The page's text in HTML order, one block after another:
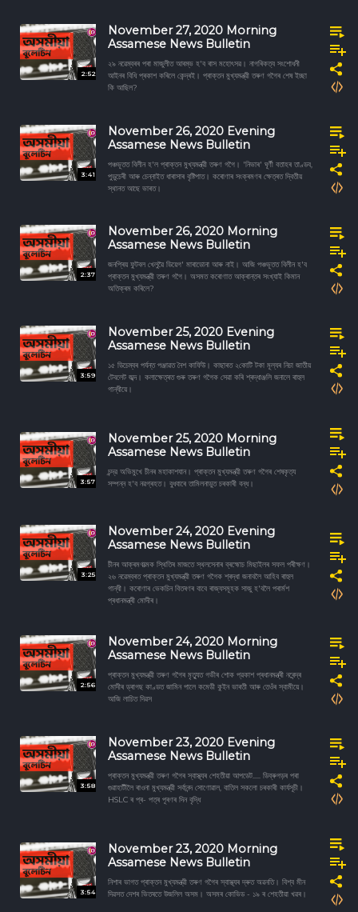
2:52
November 27, 2020 Morning
Assamese News Bulletin
২৯ নৱেম্বৰৰ পৰা মাজুলীত আৰম্ভ হ'ব ৰাস মহোৎসৱ। নাগৰিকত্ব সংশোধনী
আইনৰ বিধি প্ৰকাশ কৰিলে কেন্দ্ৰই। প্ৰাক্তন মুখ্যমন্ত্রী তৰুণ গগৈৰ শেষ ইচ্ছা
কি আছিল?
3:41
November 26, 2020 Evening
Assamese News Bulletin
পঞ্চভূতত বিলীন হ'ল প্ৰাক্তন মুখ্যমন্ত্রী তৰুণ গগৈ। 'নিভাৰ' ঘূৰ্ণী বতাহৰ তাণ্ডব,
পুডুচেৰী আৰু চেন্নাইত ধাৰাসাৰ বৃষ্টিপাত। কৰোণাৰ সংক্ৰমণৰ ক্ষেত্ৰত দ্বিতীয়
স্থানত আছে ভাৰত।
2:37
November 26, 2020 Morning
Assamese News Bulletin
জনপ্ৰিয় ফুটবল খেলুৱৈ ডিয়েগ' মাৰাডোনা আৰু নাই। আজি পঞ্চভূতত বিলীন হ'ব
প্ৰাক্তন মুখ্যমন্ত্রী তৰুণ গগৈ। অসমত কৰোণাত আক্ৰান্তৰ সংখ্যাই কিমান
অতিক্ৰম কৰিলে?
3:59
November 25, 2020 Evening
Assamese News Bulletin
১৫ ডিচেম্বৰ পৰ্যন্ত পঞ্জাৱত নৈশ কাৰ্ফিউ। কাছাৰত ২কোটি টকা মূল্যৰ নিচা জাতীয়
টেবলেট জব্দ। কলাক্ষেত্ৰত গুৰু তৰুণ গগৈক সেৱা কৰি শ্ৰদ্ধাঞ্জলি জনালে ৰাহুল
গান্ধীয়ে।
3:57
November 25, 2020 Morning
Assamese News Bulletin
চন্দ্র অভিমুখে চীনৰ মহাকাশযান। প্ৰাক্তন মুখ্যমন্ত্রী তৰুণ গগৈৰ শেষকৃত্য
সম্পন্ন হ'ব নৱগ্ৰহত। বুধবাৰে তামিলনাডুত চৰকাৰী বন্ধ।
3:25
November 24, 2020 Evening
Assamese News Bulletin
চীনৰ আক্ৰমণাত্মক স্থিতিৰ মাজতে স্থলসেনাৰ ব্ৰহ্মোচ মিছাইলৰ সফল পৰীক্ষণ।
২৬ নৱেম্বৰত প্ৰাক্তন মুখ্যমন্ত্রী তৰুণ গগৈক শ্ৰদ্ধা জনাবলৈ আহিব ৰাহুল
গান্ধী। কৰোণাৰ ভেকচিন বিতৰণৰ বাবে ৰাজ্যসমূহক সাজু হ'বলৈ পৰাৰ্মশ
প্ৰধানমন্ত্ৰী মোদীৰ।
2:56
November 24, 2020 Morning
Assamese News Bulletin
প্ৰাক্তন মুখ্যমন্ত্রী তৰুণ গগৈৰ মৃত্যুত গভীৰ শোক প্রকাশ প্ৰধানমন্ত্ৰী নৰেন্দ্ৰ
মোদীৰ ড্ৰাগছ কাণ্ডত জামিন পালে কমেডী কুইন ভাৰতী আৰু তেওঁৰ স্বামীয়ে।
আজি লাচিত দিৱস
3:58
November 23, 2020 Evening
Assamese News Bulletin
প্ৰাক্তন মুখ্যমন্ত্রী তৰুণ গগৈৰ স্বাস্থ্যৰ শেহতীয়া আপডেট..... ডিব্ৰুগড়ৰ পৰা
গুৱাহাটীলৈ ৰাওনা মুখ্যমন্ত্রী সৰ্বানন্দ সোণোৱাল, বাতিল সকলো চৰকাৰী কাৰ্যসূচী।
HSLC ৰ প্ৰ- পত্ৰ পূৰণৰ দিন বৃদ্ধি
3:54
November 23, 2020 Morning
Assamese News Bulletin
নিশাৰ ভাগত প্ৰাক্তন মুখ্যমন্ত্রী তৰুণ গগৈৰ স্বাস্থ্যৰ দ্ৰুত অৱনতি। বিশ্ব মীন
দিৱসত দেশৰ ভিতৰতে উজলিল অসম। অসমৰ কোভিড - ১৯ ৰ শেহতীয়া খৱৰ।